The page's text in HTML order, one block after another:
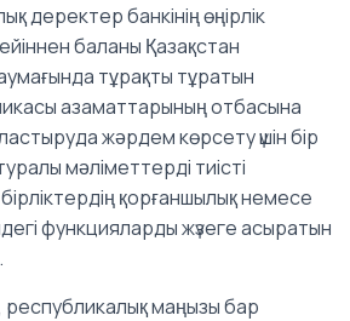
деректер банкінің өңірлік
баланы Қазақстан
тұрақты тұратын
азаматтарының отбасына
жәрдем көрсету үшін бір
мәліметтерді тиісті
қорғаншылық немесе
функцияларды жүзеге асыратын
маңызы бар